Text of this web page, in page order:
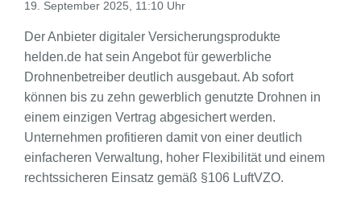
19. September 2025, 11:10 Uhr
Der Anbieter digitaler Versicherungsprodukte
helden.de hat sein Angebot für gewerbliche
Drohnenbetreiber deutlich ausgebaut. Ab sofort
können bis zu zehn gewerblich genutzte Drohnen in
einem einzigen Vertrag abgesichert werden.
Unternehmen profitieren damit von einer deutlich
einfacheren Verwaltung, hoher Flexibilität und einem
rechtssicheren Einsatz gemäß §106 LuftVZO.